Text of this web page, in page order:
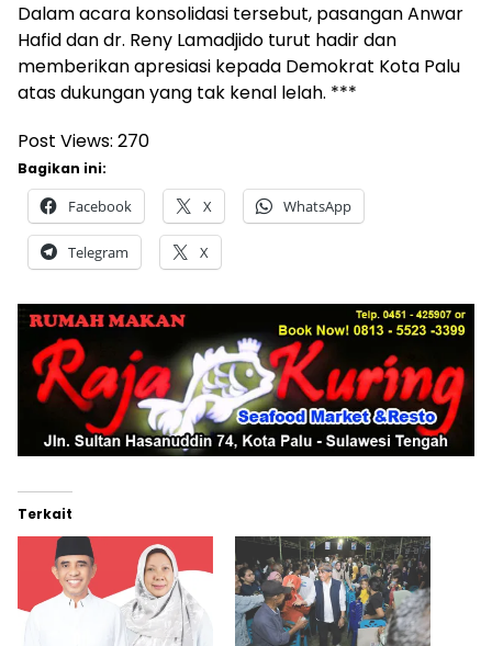
Dalam acara konsolidasi tersebut, pasangan Anwar
Hafid dan dr. Reny Lamadjido turut hadir dan
memberikan apresiasi kepada Demokrat Kota Palu
atas dukungan yang tak kenal lelah. ***
Post Views: 270
Bagikan ini:
Facebook X WhatsApp
Telegram X
Terkait